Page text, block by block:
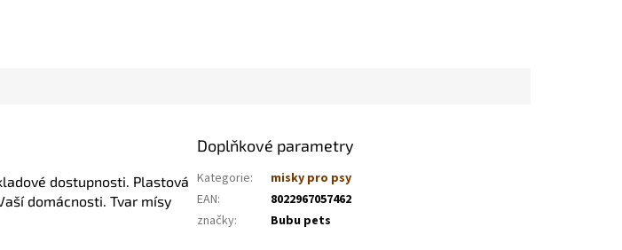
dostupnosti. Plastová
domácnosti. Tvar mísy
Doplňkové parametry
Kategorie:
misky pro psy
EAN:
8022967057462
značky: Bubu pets